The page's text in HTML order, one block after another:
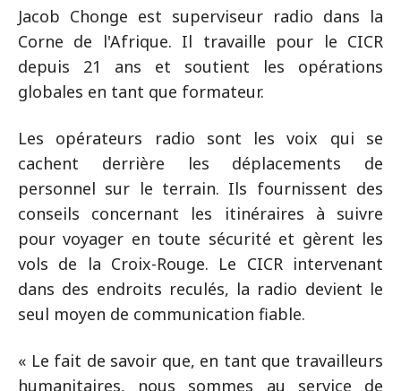
Jacob Chonge est superviseur radio dans la
Corne de l'Afrique. Il travaille pour le CICR
depuis 21 ans et soutient les opérations
globales en tant que formateur.
Les opérateurs radio sont les voix qui se
cachent derrière les déplacements de
personnel sur le terrain. Ils fournissent des
conseils concernant les itinéraires à suivre
pour voyager en toute sécurité et gèrent les
vols de la Croix-Rouge. Le CICR intervenant
dans des endroits reculés, la radio devient le
seul moyen de communication fiable.
« Le fait de savoir que, en tant que travailleurs
humanitaires, nous sommes au service de